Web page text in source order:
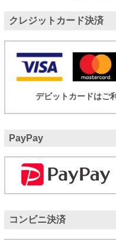
クレジットカード決済
デビットカードはご
PayPay
コンビニ決済